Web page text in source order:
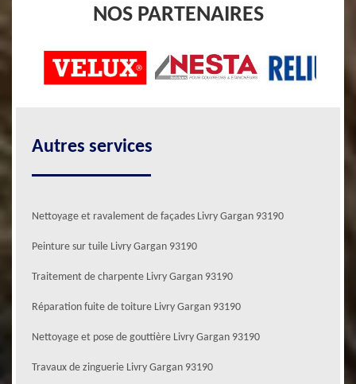
NOS PARTENAIRES
Autres services
Nettoyage et ravalement de façades Livry Gargan 93190
Peinture sur tuile Livry Gargan 93190
Traitement de charpente Livry Gargan 93190
Réparation fuite de toiture Livry Gargan 93190
Nettoyage et pose de gouttière Livry Gargan 93190
Travaux de zinguerie Livry Gargan 93190